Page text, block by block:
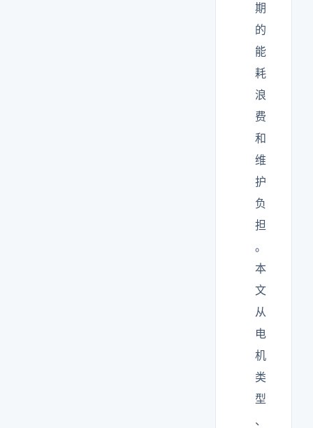
期
的
能
耗
浪
费
和
维
护
负
担
。
本
文
从
电
机
类
型
、